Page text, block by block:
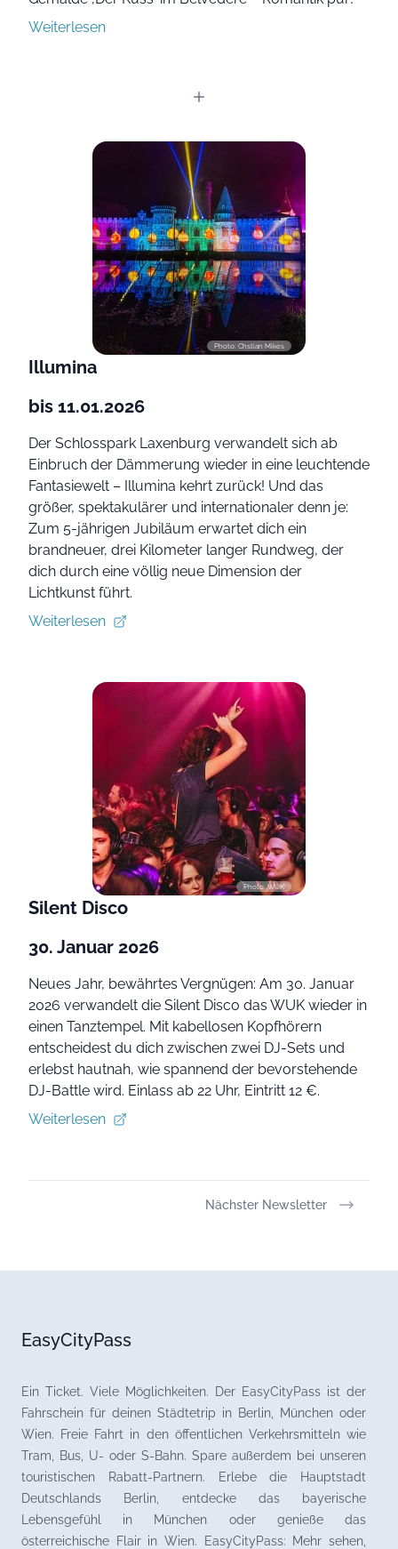
Weiterlesen
Photo: Chstian Mikes
Illumina
bis 11.01.2026
Der Schlosspark Laxenburg verwandelt sich ab
Einbruch der Dämmerung wieder in eine leuchtende
Fantasiewelt – Illumina kehrt zurück! Und das
größer, spektakulärer und internationaler denn je:
Zum 5-jährigen Jubiläum erwartet dich ein
brandneuer, drei Kilometer langer Rundweg, der
dich durch eine völlig neue Dimension der
Lichtkunst führt.
Weiterlesen
Photo: WUK
Silent Disco
30. Januar 2026
Neues Jahr, bewährtes Vergnügen: Am 30. Januar
2026 verwandelt die Silent Disco das WUK wieder in
einen Tanztempel. Mit kabellosen Kopfhörern
entscheidest du dich zwischen zwei DJ-Sets und
erlebst hautnah, wie spannend der bevorstehende
DJ-Battle wird. Einlass ab 22 Uhr, Eintritt 12 €.
Weiterlesen
Nächster Newsletter
EasyCityPass
Ein Ticket. Viele Möglichkeiten. Der EasyCityPass ist der
Fahrschein für deinen Städtetrip in Berlin, München oder
Wien. Freie Fahrt in den öffentlichen Verkehrsmitteln wie
Tram, Bus, U- oder S-Bahn. Spare außerdem bei unseren
touristischen Rabatt-Partnern. Erlebe die Hauptstadt
Deutschlands Berlin, entdecke das bayerische
Lebensgefühl in München oder genieße das
österreichische Flair in Wien. EasyCityPass: Mehr sehen,